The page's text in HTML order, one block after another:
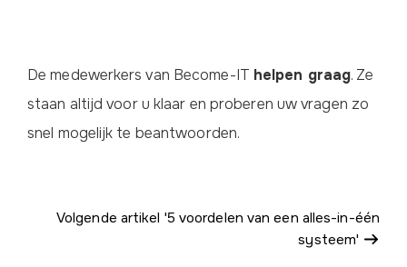
De medewerkers van Become-IT helpen graag. Ze
staan altijd voor u klaar en proberen uw vragen zo
snel mogelijk te beantwoorden.
Volgende artikel '5 voordelen van een alles-in-één
systeem'